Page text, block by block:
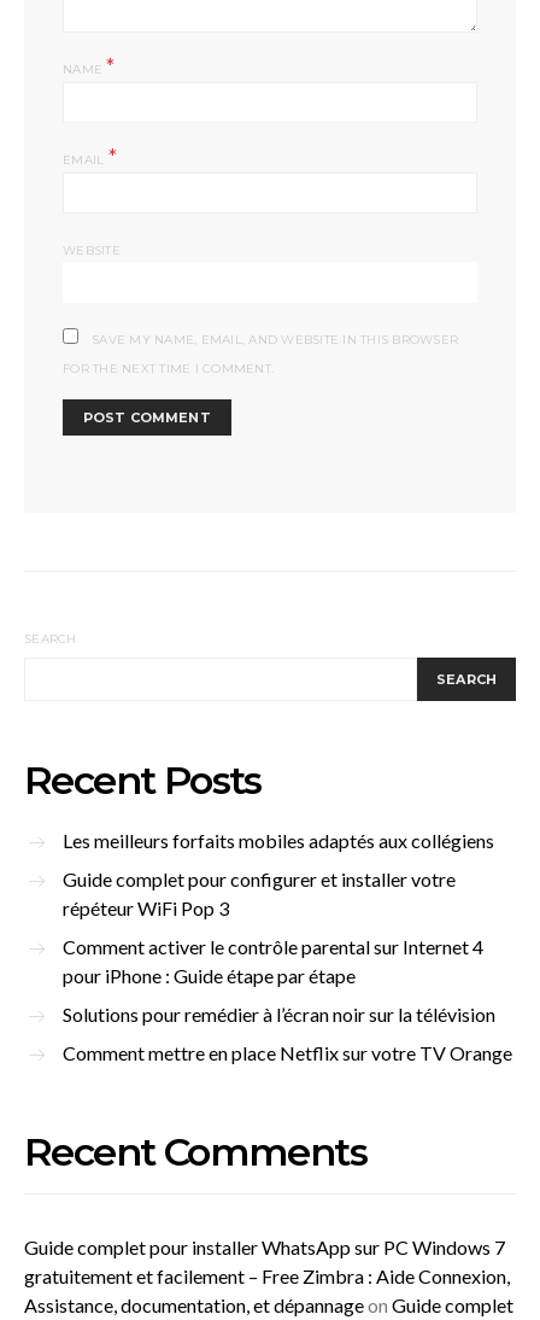
NAME*
EMAIL *
WEBSITE
SAVE MY NAME, EMAIL, AND WEBSITE IN THIS BROWSER
FOR THE NEXT TIME I COMMENT.
SEARCH
SEARCH
Recent Posts
Les meilleurs forfaits mobiles adaptés aux collégiens
Guide complet pour configurer et installer votre
répéteur WiFi Pop 3
Comment activer le contrôle parental sur Internet 4
pour iPhone : Guide étape par étape
Solutions pour remédier à l’écran noir sur la télévision
Comment mettre en place Netflix sur votre TV Orange
Recent Comments
Guide complet pour installer WhatsApp sur PC Windows 7
gratuitement et facilement – Free Zimbra : Aide Connexion,
Assistance, documentation, et dépannageon Guide complet